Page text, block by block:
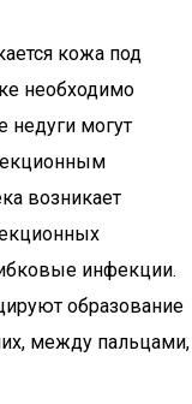
кожа под
необходимо
недуги могут
возникает
инфекции.
образование
между пальцами,